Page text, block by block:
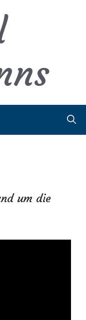
um die